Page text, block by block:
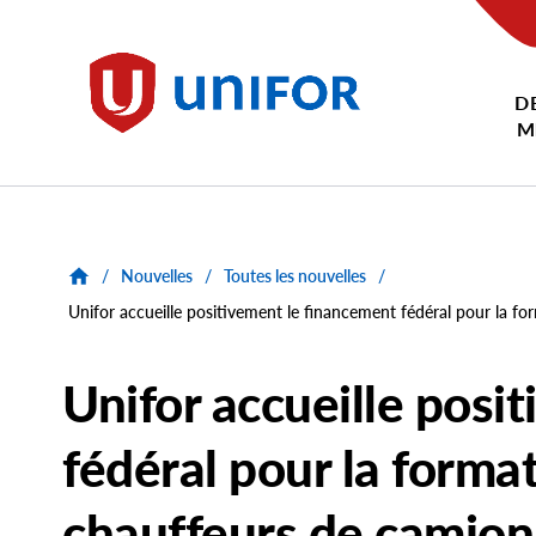
Unifor
/ Nouvelles / Toutes les nouvelles
/
Unifor accueille positivement le financement fédéral pour la
Unifor accueille
fédéral pour la